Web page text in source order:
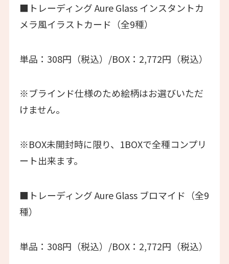
■トレーディング Aure Glass インスタントカ
メラ風イラストカード（全9種）
単品：308円（税込）/BOX：2,772円（税込）
※ブラインド仕様のため絵柄はお選びいただ
けません。
※BOX未開封時に限り、1BOXで全種コンプリ
ート出来ます。
■トレーディング Aure Glass ブロマイド（全9
種）
単品：308円（税込）/BOX：2,772円（税込）